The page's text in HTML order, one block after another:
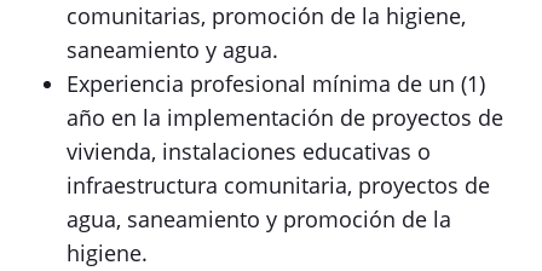
comunitarias, promoción de la higiene,
saneamiento y agua.
Experiencia profesional mínima de un (1)
año en la implementación de proyectos de
vivienda, instalaciones educativas o
infraestructura comunitaria, proyectos de
agua, saneamiento y promoción de la
higiene.